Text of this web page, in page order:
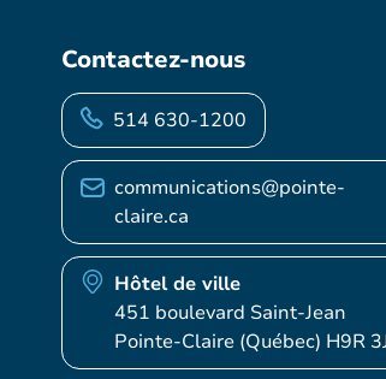
Contactez-nous
514 630-1200
communications@pointe-
claire.ca
Hôtel de ville
451 boulevard Saint-Jean
Pointe-Claire (Québec) H9R